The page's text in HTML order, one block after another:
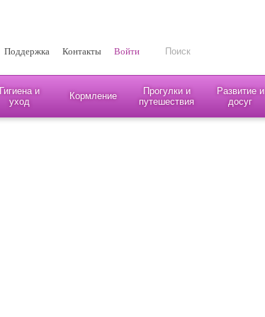
Поддержка Контакты Войти
Гигиена и
уход
Кормление
Прогулки и
путешествия
Развитие и
досуг